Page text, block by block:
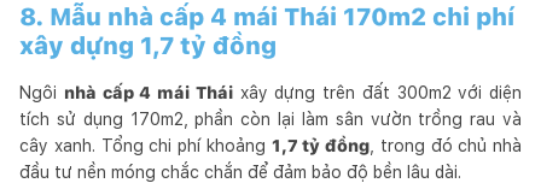
8. Mẫu nhà cấp 4 mái Thái 170m2 chi phí
xây dựng 1,7 tỷ đồng
Ngôi nhà cấp 4 mái Tháixây dựng trên đất 300m2 với diện
tích sử dụng 170m2, phần còn lại làm sân vườn trồng rau và
cây xanh. Tổng chi phí khoảng 1,7 tỷ đồng , trong đó chủ nhà
đầu tư nền móng chắc chắn để đảm bảo độ bền lâu dài.